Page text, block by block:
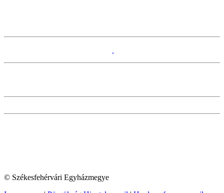
© Székesfehérvári Egyházmegye